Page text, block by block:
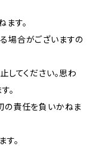
す。
場合がございますの
してください。思わ
。
の責任を負いかねま
。